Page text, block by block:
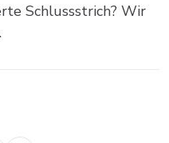
Schlussstrich? Wir